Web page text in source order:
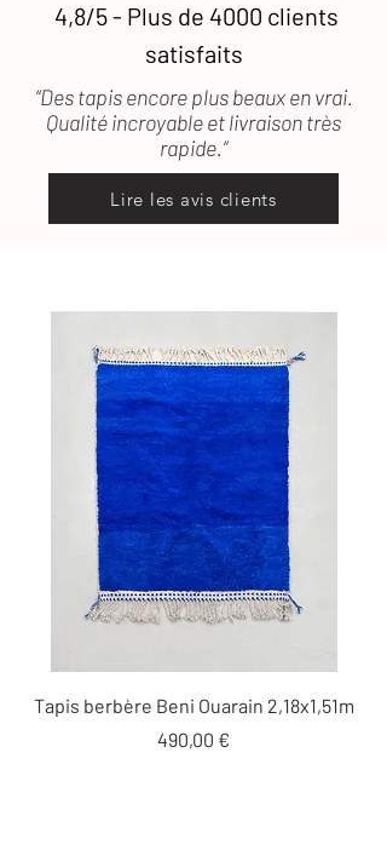
4,8/5 - Plus de 4000 clients
satisfaits
“Des tapis encore plus beaux en vrai.
Qualité incroyable et livraison très
rapide.”
Lire les avis clients
Tapis berbère Beni Ouarain 2,18x1,51m
Prix
490,00 €